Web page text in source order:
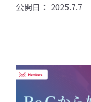
公開日： 2025.7.7